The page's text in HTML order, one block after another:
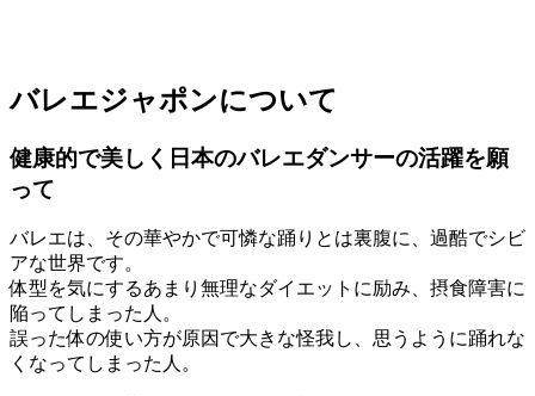
バレエジャポンについて
健康的で美しく日本のバレエダンサーの活躍を願
って
バレエは、その華やかで可憐な踊りとは裏腹に、過酷でシビ
アな世界です。
体型を気にするあまり無理なダイエットに励み、摂食障害に
陥ってしまった人。
誤った体の使い方が原因で大きな怪我し、思うように踊れな
くなってしまった人。